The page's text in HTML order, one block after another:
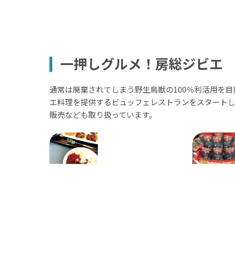
一押しグルメ！房総ジビエ
通常は廃棄されてしまう野生鳥獣の100％利活用を
エ料理を提供するビュッフェレストランをスタート
販売なども取り扱っています。